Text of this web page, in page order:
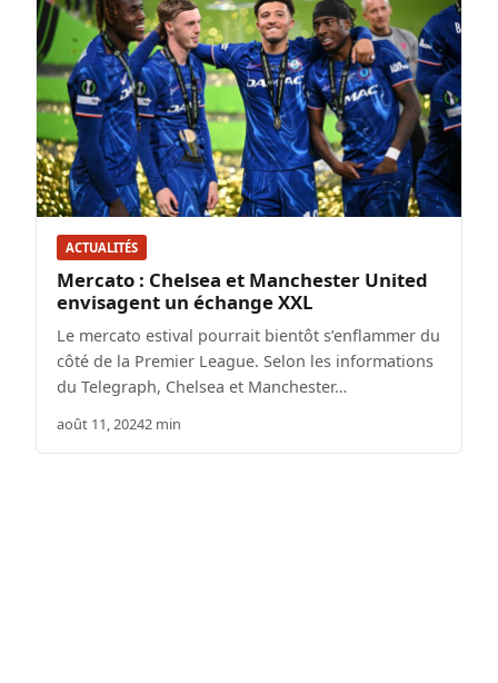
ACTUALITÉS
Mercato : Chelsea et Manchester United
envisagent un échange XXL
Le mercato estival pourrait bientôt s’enflammer du
côté de la Premier League. Selon les informations
du Telegraph, Chelsea et Manchester…
août 11, 20242 min